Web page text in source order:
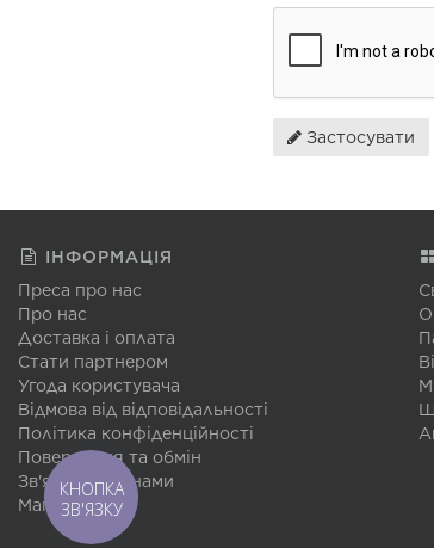
Застосувати
ІНФОРМАЦІЯ
Преса про нас
Про нас
Доставка і оплата
Стати партнером
Угода користувача
Відмова від відповідальності
Політика конфіденційності
Повернення та обмін
Зв'язатися з нами
Мапа сайту
КНОПКА
ЗВ'ЯЗКУ